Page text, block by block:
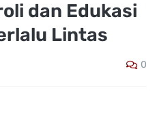
dan Edukasi
Lintas
0